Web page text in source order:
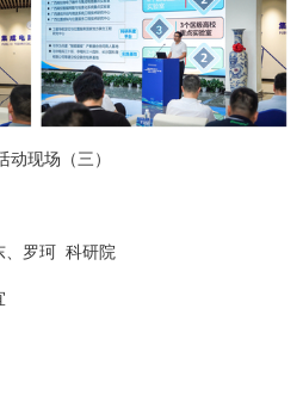
动现场（三）
、罗珂 科研院